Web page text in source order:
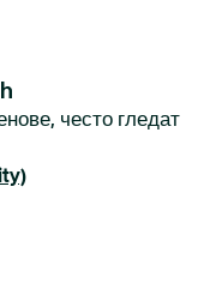
често гледат